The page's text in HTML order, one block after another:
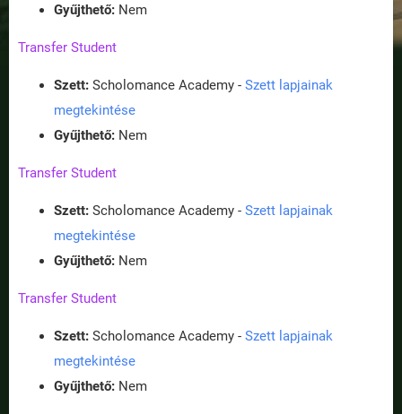
Gyűjthető: Nem
Transfer Student
Szett: Scholomance Academy - Szett lapjainak
megtekintése
Gyűjthető: Nem
Transfer Student
Szett: Scholomance Academy - Szett lapjainak
megtekintése
Gyűjthető: Nem
Transfer Student
Szett: Scholomance Academy - Szett lapjainak
megtekintése
Gyűjthető: Nem